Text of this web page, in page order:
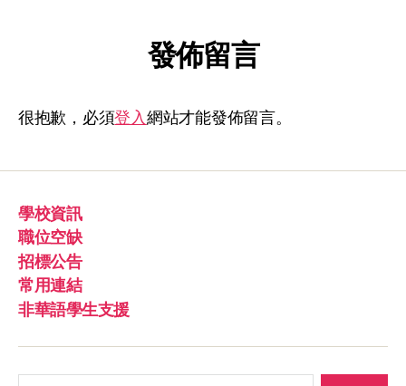
發佈留言
很抱歉，必須登入網站才能發佈留言。
學校資訊
職位空缺
招標公告
常用連結
非華語學生支援